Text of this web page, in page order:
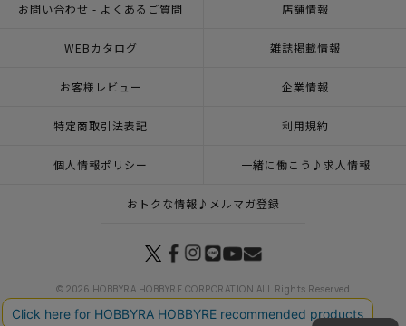
お問い合わせ - よくあるご質問 店舗情報
WEBカタログ 雑誌掲載情報
お客様レビュー 企業情報
特定商取引法表記 利用規約
個人情報ポリシー 一緒に働こう♪求人情報
おトクな情報♪メルマガ登録
© 2026 HOBBYRA HOBBYRE CORPORATION ALL Rights Reserved